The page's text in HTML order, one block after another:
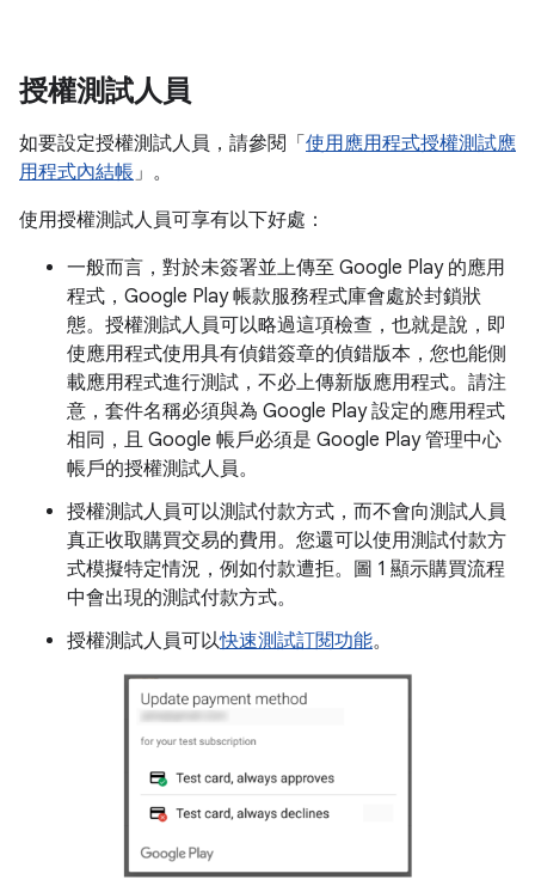
授權測試人員
如要設定授權測試人員，請參閱「 使用應用程式授權測試應
用程式內結帳」。
使用授權測試人員可享有以下好處：
一般而言，對於未簽署並上傳至 Google Play 的應用
程式，Google Play 帳款服務程式庫會處於封鎖狀
態。授權測試人員可以略過這項檢查，也就是說，即
使應用程式使用具有偵錯簽章的偵錯版本，您也能側
載應用程式進行測試，不必上傳新版應用程式。請注
意，套件名稱必須與為 Google Play 設定的應用程式
相同，且 Google 帳戶必須是 Google Play 管理中心
帳戶的授權測試人員。
授權測試人員可以測試付款方式，而不會向測試人員
真正收取購買交易的費用。您還可以使用測試付款方
式模擬特定情況，例如付款遭拒。圖 1 顯示購買流程
中會出現的測試付款方式。
授權測試人員可以快速測試訂閱功能。